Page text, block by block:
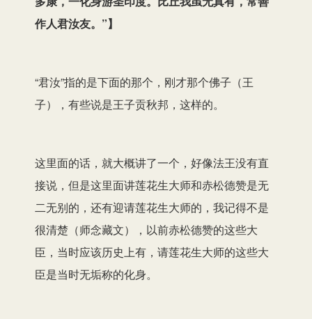
作人君汝友。”】
“君汝”指的是下面的那个，刚才那个佛子（王
子），有些说是王子贡秋邦，这样的。
这里面的话，就大概讲了一个，好像法王没有直
接说，但是这里面讲莲花生大师和赤松德赞是无
二无别的，还有迎请莲花生大师的，我记得不是
很清楚（师念藏文），以前赤松德赞的这些大
臣，当时应该历史上有，请莲花生大师的这些大
臣是当时无垢称的化身。